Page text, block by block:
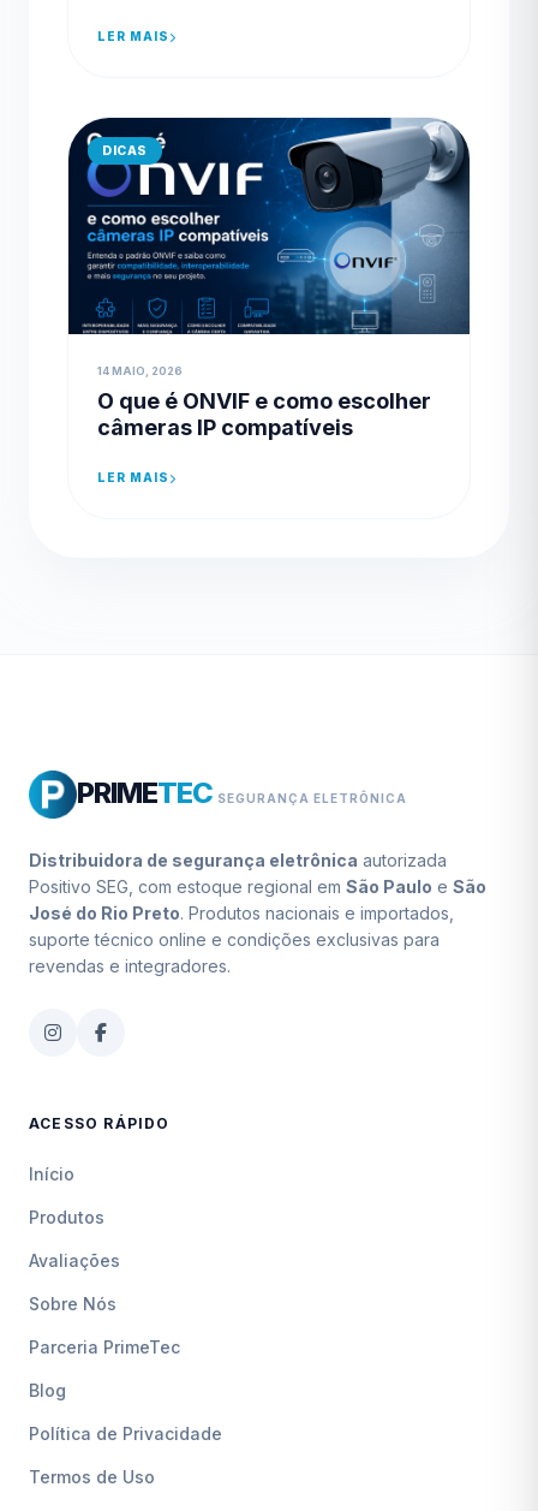
LER MAIS
DICAS
14 MAIO, 2026
O que é ONVIF e como escolher
câmeras IP compatíveis
LER MAIS
PRIMETEC SEGURANÇA ELETRÔNICA
Distribuidora de segurança eletrônica autorizada
Positivo SEG, com estoque regional em São Paulo e São
José do Rio Preto. Produtos nacionais e importados,
suporte técnico online e condições exclusivas para
revendas e integradores.
ACESSO RÁPIDO
Início
Produtos
Avaliações
Sobre Nós
Parceria PrimeTec
Blog
Política de Privacidade
Termos de Uso